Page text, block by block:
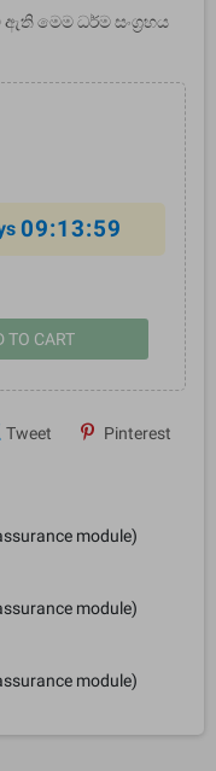
මෙම ධර්ම සංග‍්‍රහය
09:13:59
TO CART
Tweet Pinterest
module)
module)
module)